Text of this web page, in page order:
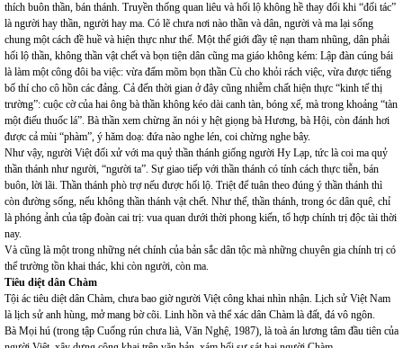
thích buôn thần, bán thánh. Truyền thống quan liêu và hối lộ không hề thay đổi khi “đối tác”
là người hay thần, người hay ma. Có lẽ chưa nơi nào thần và dân, người và ma lại sống
chung một cách đề huề và hiện thực như thế. Một thế giới đầy tệ nạn tham nhũng, dân phải
hối lộ thần, không thần vật chết và bọn tiện dân cũng ma giáo không kém: Lập đàn cúng bái
là làm một công đôi ba việc: vừa đấm mõm bọn thần Cù cho khỏi rách việc, vừa được tiếng
bố thí cho cô hồn các đảng. Cả đến thời gian ở đây cũng nhiễm chất hiện thực “kinh tế thị
trường”: cuộc cờ của hai ông bà thần không kéo dài canh tàn, bóng xế, mà trong khoảng “tàn
một điếu thuốc lá”. Bà thần xem chừng ăn nói y hệt giọng bà Hương, bà Hội, còn đánh hơi
được cả mùi “phàm”, ý hăm doạ: đứa nào nghe lén, coi chừng nghe bây.
Như vậy, người Việt đối xử với ma quỷ thần thánh giống người Hy Lạp, tức là coi ma quỷ
thần thánh như người, “người ta”. Sự giao tiếp với thần thánh có tính cách thực tiễn, bán
buôn, lời lãi. Thần thánh phò trợ nếu được hối lộ. Triệt để tuân theo đúng ý thần thánh thì
còn đường sống, nếu không thần thánh vật chết. Như thế, thần thánh, trong óc dân quê, chỉ
là phóng ảnh của tập đoàn cai trị: vua quan dưới thời phong kiến, tổ hợp chính trị độc tài thời
nay.
Và cũng là một trong những nét chính của bản sắc dân tộc mà những chuyên gia chính trị có
thể trường tồn khai thác, khi còn người, còn ma.
Tiêu diệt dân Chàm
Tội ác tiêu diệt dân Chàm, chưa bao giờ người Việt công khai nhìn nhận. Lịch sử Việt Nam
là lịch sử anh hùng, mở mang bờ cõi. Linh hồn và thể xác dân Chàm là đất, đá vô ngôn.
Bà Mọi hú (trong tập Cuống rún chưa lià, Văn Nghệ, 1987), là toà án lương tâm đầu tiên của